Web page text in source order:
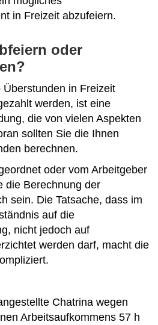
in Freizeit abzufeiern.
oder
in Freizeit
werden, ist eine
die von vielen Aspekten
sollten Sie die Ihnen
berechnen.
oder vom Arbeitgeber
die Berechnung der
sein. Die Tatsache, dass im
auf die
nicht jedoch auf
werden darf, macht die
Chatrina wegen
Arbeitsaufkommens 57 h